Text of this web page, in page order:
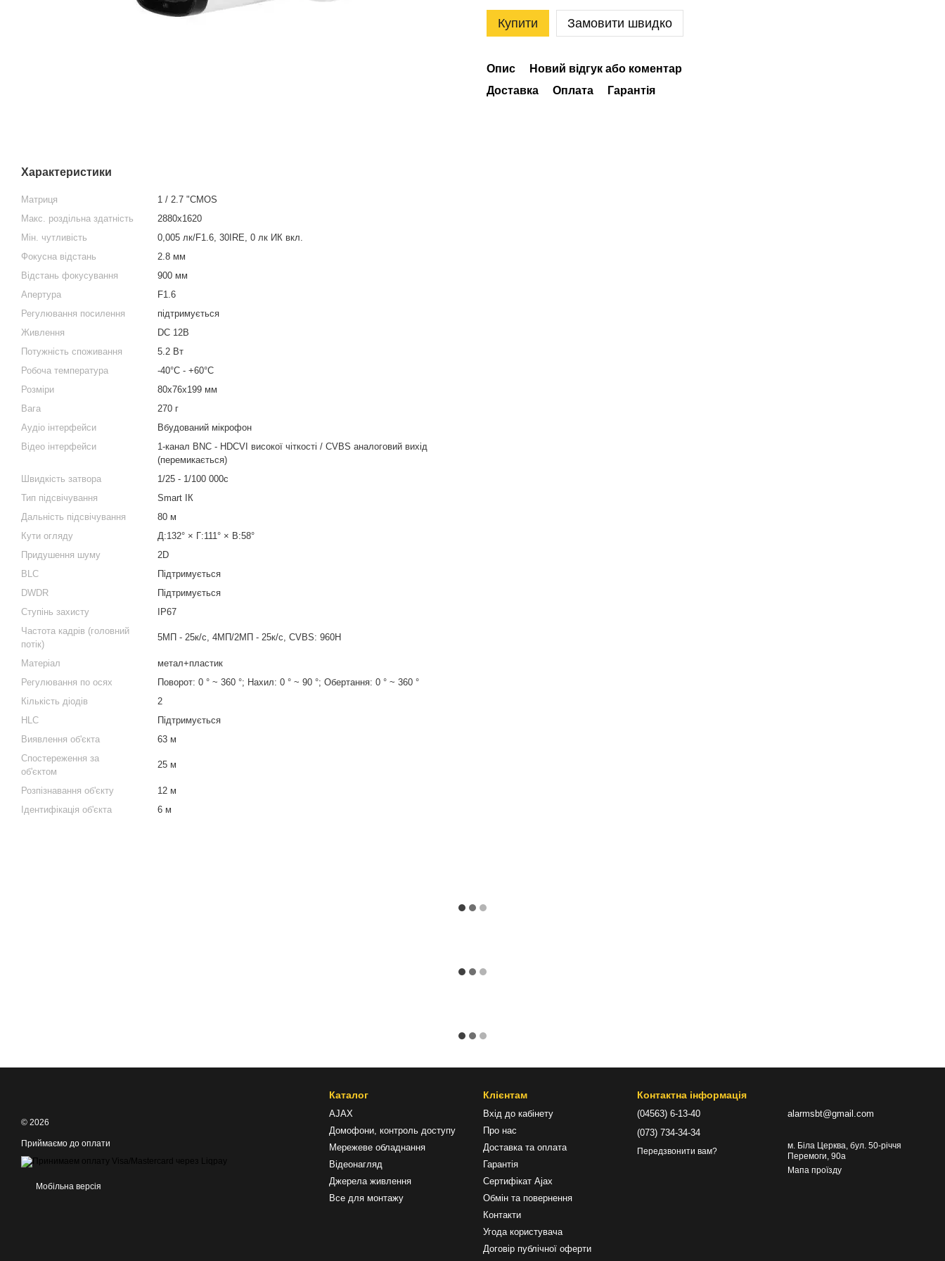
Характеристики
Матриця
1 / 2.7 "CMOS
Макс. роздільна здатність
2880х1620
Мін. чутливість
0,005 лк/F1.6, 30IRE, 0 лк ИК вкл.
Фокусна відстань
2.8 мм
Відстань фокусування
900 мм
Апертура
F1.6
Регулювання посилення
підтримується
Живлення
DC 12В
Потужність споживання
5.2 Вт
Робоча температура
-40°C - +60°C
Розміри
80х76х199 мм
Вага
270 г
Аудіо інтерфейси
Вбудований мікрофон
Відео інтерфейси
1-канал BNC - HDCVI високої чіткості / CVBS аналоговий вихід
(перемикається)
Швидкість затвора
1/25 - 1/100 000с
Тип підсвічування
Smart ІК
Дальність підсвічування
80 м
Кути огляду
Д:132° × Г:111° × В:58°
Придушення шуму
2D
BLC
Підтримується
DWDR
Підтримується
Ступінь захисту
IP67
Частота кадрів (головний
потік)
5МП - 25к/с, 4МП/2МП - 25к/с, CVBS: 960H
Матеріал
метал+пластик
Регулювання по осях
Поворот: 0 ° ~ 360 °; Нахил: 0 ° ~ 90 °; Обертання: 0 ° ~ 360 °
Кількість діодів
2
HLC
Підтримується
Виявлення об'єкта
63 м
Спостереження за
об'єктом
25 м
Розпізнавання об'єкту
12 м
Ідентифікація об'єкта
6 м
Купити Замовити швидко
Опис
Новий відгук або коментар
Доставка
Оплата Гарантія
© 2026
Приймаємо до оплати
Мобільна версія
Каталог
AJAX
Домофони, контроль доступу
Мережеве обладнання
Відеонагляд
Джерела живлення
Все для монтажу
Клієнтам
Вхід до кабінету
Про нас
Доставка та оплата
Гарантія
Сертифікат Ajax
Обмін та повернення
Контакти
Угода користувача
Договір публічної оферти
Контактна інформація
(04563) 6-13-40
(073) 734-34-34
Передзвонити вам?
alarmsbt@gmail.com
м. Біла Церква, бул. 50-річчя
Перемоги, 90а
Мапа проїзду